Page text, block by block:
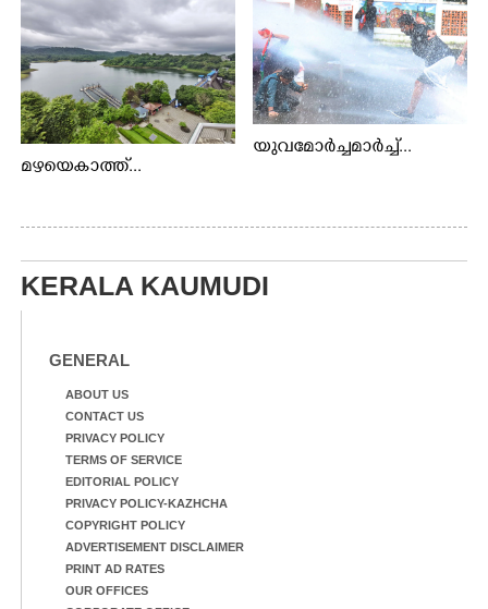
മഴയെകാത്ത്...
യുവമോർച്ചമാർച്ച്...
KERALA KAUMUDI
GENERAL
ABOUT US
CONTACT US
PRIVACY POLICY
TERMS OF SERVICE
EDITORIAL POLICY
PRIVACY POLICY-KAZHCHA
COPYRIGHT POLICY
ADVERTISEMENT DISCLAIMER
PRINT AD RATES
OUR OFFICES